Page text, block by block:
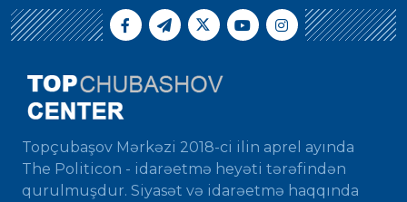
Topçubaşov Mərkəzi 2018-ci ilin aprel ayında
The Politicon - idarəetmə heyəti tərəfindən
qurulmuşdur. Siyasət və idarəetmə haqqında